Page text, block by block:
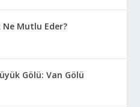
Ne Mutlu Eder?
Gölü: Van Gölü